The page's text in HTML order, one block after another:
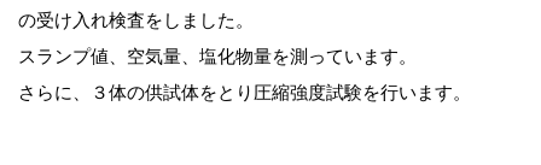
の受け入れ検査をしました。
スランプ値、空気量、塩化物量を測っています。
さらに、３体の供試体をとり圧縮強度試験を行います。